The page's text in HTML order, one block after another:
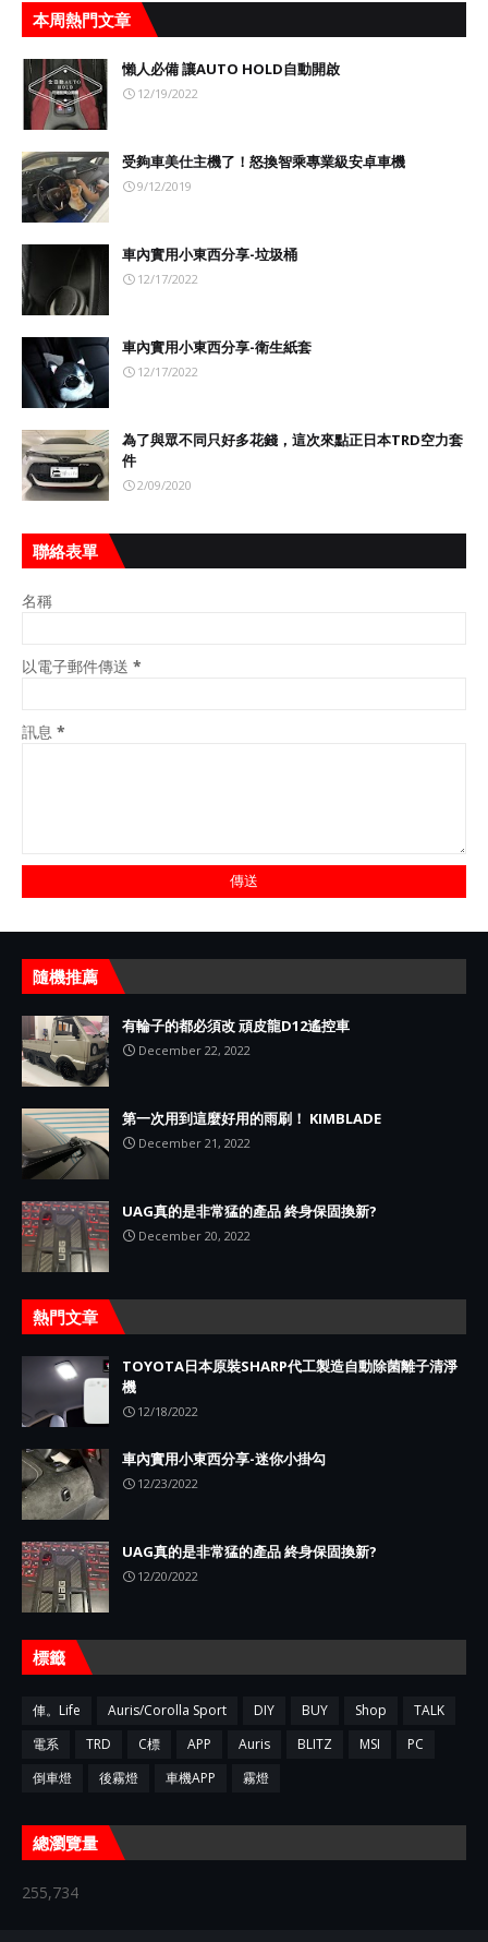
本周熱門文章
懶人必備 讓AUTO HOLD自動開啟
12/19/2022
受夠車美仕主機了！怒換智乘專業級安卓車機
9/12/2019
車內實用小東西分享-垃圾桶
12/17/2022
車內實用小東西分享-衛生紙套
12/17/2022
為了與眾不同只好多花錢，這次來點正日本TRD空力套
件
2/09/2020
聯絡表單
名稱
以電子郵件傳送 *
訊息 *
隨機推薦
有輪子的都必須改 頑皮龍D12遙控車
December 22, 2022
第一次用到這麼好用的雨刷！ KIMBLADE
December 21, 2022
UAG真的是非常猛的產品 終身保固換新?
December 20, 2022
熱門文章
TOYOTA日本原裝SHARP代工製造自動除菌離子清淨
機
12/18/2022
車內實用小東西分享-迷你小掛勾
12/23/2022
UAG真的是非常猛的產品 終身保固換新?
12/20/2022
標籤
俥。Life Auris/Corolla Sport DIY BUY Shop
TALK
電系
TRD C標 APP Auris BLITZ MSI
PC
倒車燈
後霧燈 車機APP 霧燈
總瀏覽量
255,734